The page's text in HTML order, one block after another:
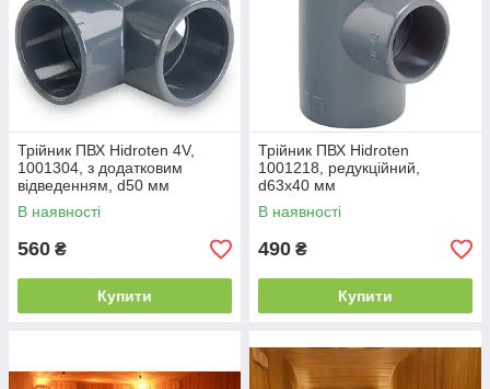
Трійник ПВХ Hidroten 4V,
1001304, з додатковим
відведенням, d50 мм
В наявності
560 ₴
Купити
Трійник ПВХ Hidroten
1001218, редукційний,
d63x40 мм
В наявності
490 ₴
Купити